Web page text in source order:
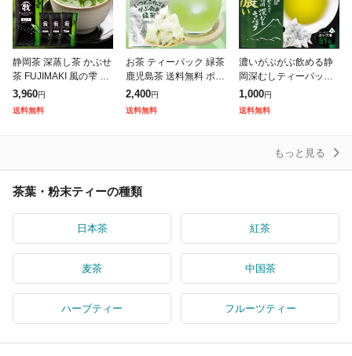
静岡茶 深蒸し茶 かぶせ
茶 FUJIMAKI 風の雫 28
0g (70g入り×4袋) 送料
無料 緑茶 日本茶 お茶
お茶の葉 茶
3,960円
送料無料
お茶 ティーパック 緑茶
鹿児島茶 送料無料 ポイ
ント消化 お徳用 ティー
バッグ 2.5g×100個入
深蒸し茶 大容量 カテキ
2,400円
送料無料
濃いがぶがぶ飲める静
岡深むしティーパック
51個入 お茶 緑茶 茶葉
深蒸し茶 静岡茶 水出し
冷茶 日本茶 濃い 静岡
1,000円
送料無料
もっと見る
茶葉・粉末ティーの種類
日本茶 紅茶
麦茶 中国茶
ハーブティー フルーツティー